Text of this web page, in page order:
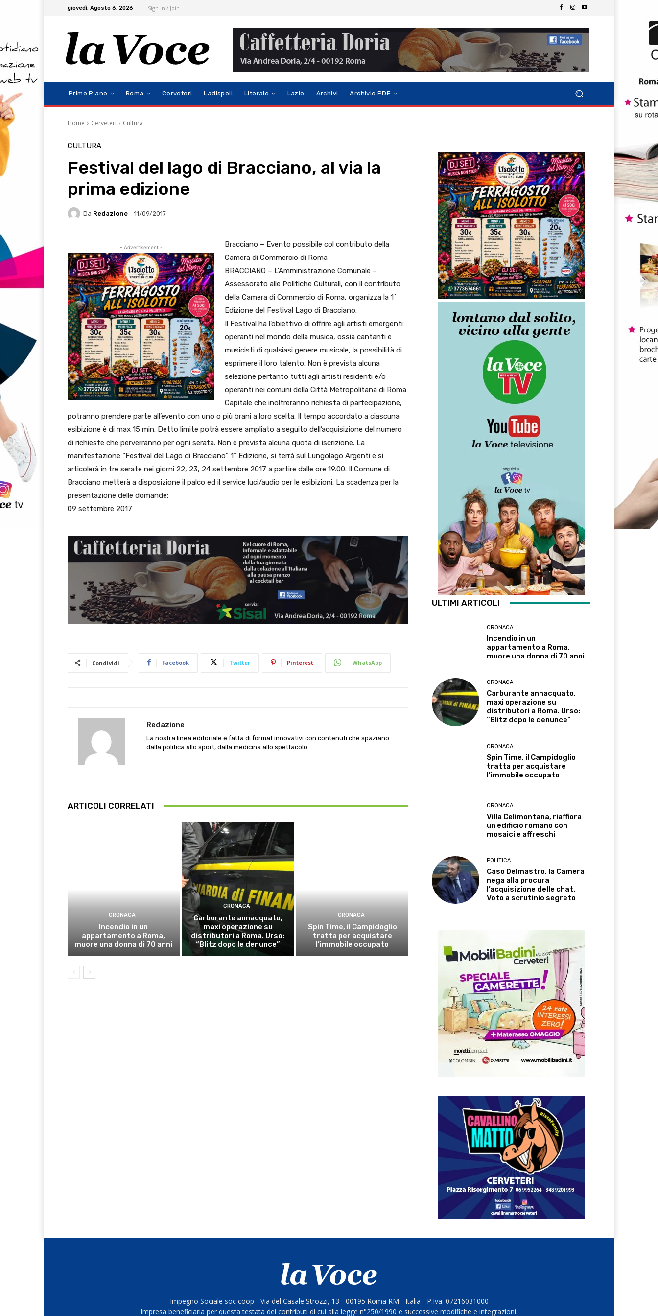
giovedì, Agosto 6, 2026 Sign in / Join
Primo Piano Roma Cerveteri Ladispoli Litorale Lazio Archivi Archivio PDF
Home Cerveteri Cultura
CULTURA
Festival del lago di Bracciano, al via la
prima edizione
Da Redazione 11/09/2017
- Advertisement -
Bracciano – Evento possibile col contributo della
Camera di Commercio di Roma
BRACCIANO – L’Amministrazione Comunale –
Assessorato alle Politiche Culturali, con il contributo
della Camera di Commercio di Roma, organizza la 1^
Edizione del Festival Lago di Bracciano.
Il Festival ha l’obiettivo di offrire agli artisti emergenti
operanti nel mondo della musica, ossia cantanti e
musicisti di qualsiasi genere musicale, la possibilità di
esprimere il loro talento. Non è prevista alcuna
selezione pertanto tutti agli artisti residenti e/o
operanti nei comuni della Città Metropolitana di Roma
Capitale che inoltreranno richiesta di partecipazione,
potranno prendere parte all’evento con uno o più brani a loro scelta. Il tempo accordato a ciascuna
esibizione è di max 15 min. Detto limite potrà essere ampliato a seguito dell’acquisizione del numero
di richieste che perverranno per ogni serata. Non è prevista alcuna quota di iscrizione. La
manifestazione “Festival del Lago di Bracciano” 1^ Edizione, si terrà sul Lungolago Argenti e si
articolerà in tre serate nei giorni 22, 23, 24 settembre 2017 a partire dalle ore 19.00. Il Comune di
Bracciano metterà a disposizione il palco ed il service luci/audio per le esibizioni. La scadenza per la
presentazione delle domande:
09 settembre 2017
Condividi Facebook Twitter Pinterest WhatsApp
Redazione
La nostra linea editoriale è fatta di format innovativi con contenuti che spaziano
dalla politica allo sport, dalla medicina allo spettacolo.
ARTICOLI CORRELATI
CRONACA
Incendio in un
appartamento a Roma,
muore una donna di 70 anni
CRONACA
Carburante annacquato,
maxi operazione su
distributori a Roma. Urso:
“Blitz dopo le denunce”
CRONACA
Spin Time, il Campidoglio
tratta per acquistare
l’immobile occupato
ULTIMI ARTICOLI
CRONACA
Incendio in un
appartamento a Roma,
muore una donna di 70 anni
CRONACA
Carburante annacquato,
maxi operazione su
distributori a Roma. Urso:
“Blitz dopo le denunce”
CRONACA
Spin Time, il Campidoglio
tratta per acquistare
l’immobile occupato
CRONACA
Villa Celimontana, riaffiora
un edificio romano con
mosaici e affreschi
POLITICA
Caso Delmastro, la Camera
nega alla procura
l’acquisizione delle chat.
Voto a scrutinio segreto
Impegno Sociale soc coop - Via del Casale Strozzi, 13 - 00195 Roma RM - Italia - P.Iva: 07216031000
Impresa beneficiaria per questa testata dei contributi di cui alla legge n°250/1990 e successive modifiche e integrazioni.